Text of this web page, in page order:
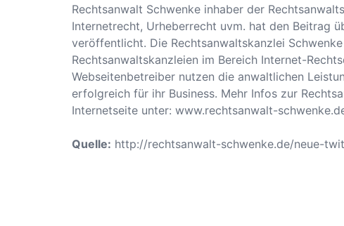
Rechtsanwalt Schwenke inhaber der
Internetrecht, Urheberrecht uvm. hat den Beitrag
veröffentlicht. Die Rechtsanwaltskanzlei
Rechtsanwaltskanzleien im Bereich Internet-
Webseitenbetreiber nutzen die anwaltlichen
erfolgreich für ihr Business. Mehr Infos zur
Internetseite unter: www.rechtsanwalt-
Quelle: http://rechtsanwalt-schwenke.de/neue-